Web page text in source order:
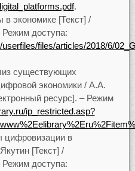
.
экономике [Текст] /
доступа:
files/articles/2018/6/
существующих
экономики / А.А.
ресурс]. – Режим
ip_restricted.asp?
в
[Текст] /
доступа: